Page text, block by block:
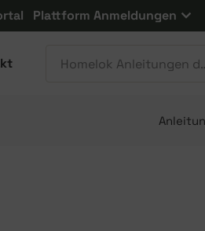
Plattform Anmeldungen